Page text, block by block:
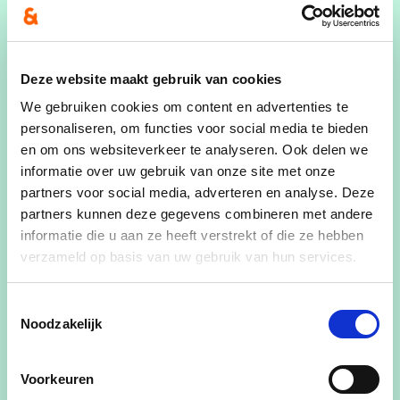
Deze website maakt gebruik van cookies
We gebruiken cookies om content en advertenties te
personaliseren, om functies voor social media te bieden
en om ons websiteverkeer te analyseren. Ook delen we
informatie over uw gebruik van onze site met onze
partners voor social media, adverteren en analyse. Deze
partners kunnen deze gegevens combineren met andere
informatie die u aan ze heeft verstrekt of die ze hebben
verzameld op basis van uw gebruik van hun services.
Noodzakelijk
Voorkeuren
Daarom roept
het stadsbestuur op
door de stijgende rente moeten we onze schulden
sneller onder controle krijgen. We moeten kritisch
kijken naar de wenslijst van 580 miljoen euro aan
investeringen die het nieuwe stadsbestuur
lanceerde. Het is leuk om dat allemaal te beloven
maar de hoge schulden en stijgende rentelasten
tonen aan dat er zo minder overblijft voor de
volgende generaties. We willen toch niet zoals
Gent eindigen? De Mechelaars moeten trouwens
betalen van 12 miljoen EUR (!) tijdens deze
legislatuur omdat men de onroerende voorheffing
verhoogt van 1100 naar 1200 opcentiem. Allemaal
gevolgen van de schulden en stijgende